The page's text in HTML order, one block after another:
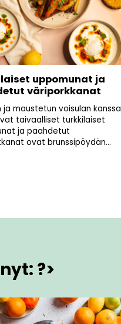
uppomunat ja
väriporkkanat
ja maustetun voisulan kanssa
taivaalliset turkkilaiset
ja paahdetut
ovat brunssipöydän...
?>